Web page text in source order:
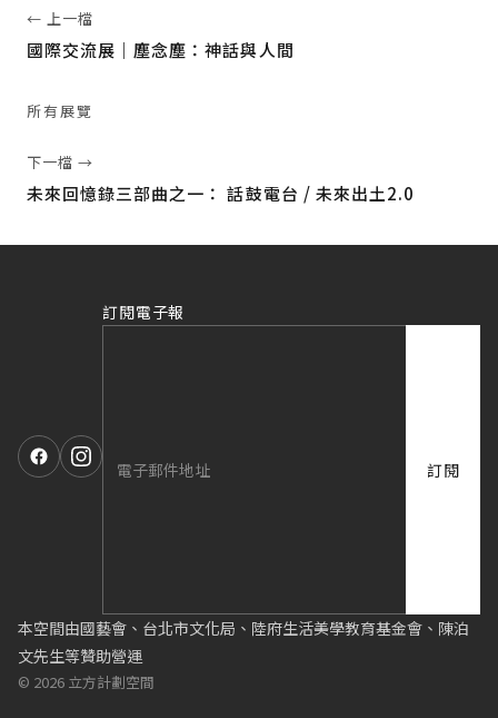
← 上一檔
國際交流展｜塵念塵：神話與人間
所有展覽
下一檔 →
未來回憶錄三部曲之一： 話鼓電台 / 未來出土2.0
訂閱電子報
訂閱
本空間由國藝會、台北市文化局、陸府生活美學教育基金會、陳泊
文先生等贊助營運
© 2026 立方計劃空間